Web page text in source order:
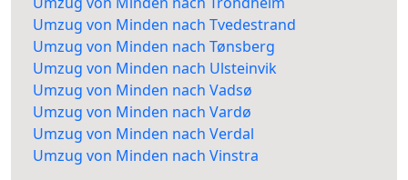
Umzug von Minden nach Tvedestrand
Umzug von Minden nach Tønsberg
Umzug von Minden nach Ulsteinvik
Umzug von Minden nach Vadsø
Umzug von Minden nach Vardø
Umzug von Minden nach Verdal
Umzug von Minden nach Vinstra